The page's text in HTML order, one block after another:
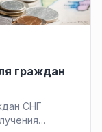
граждан
СНГ